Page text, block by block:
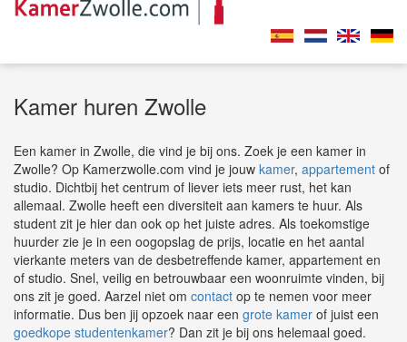
Kamer huren Zwolle
Een kamer in Zwolle, die vind je bij ons. Zoek je een kamer in
Zwolle? Op Kamerzwolle.com vind je jouw kamer, appartement of
studio. Dichtbij het centrum of liever iets meer rust, het kan
allemaal. Zwolle heeft een diversiteit aan kamers te huur. Als
student zit je hier dan ook op het juiste adres. Als toekomstige
huurder zie je in een oogopslag de prijs, locatie en het aantal
vierkante meters van de desbetreffende kamer, appartement en
of studio. Snel, veilig en betrouwbaar een woonruimte vinden, bij
ons zit je goed. Aarzel niet om contact op te nemen voor meer
informatie. Dus ben jij opzoek naar een grote kamer of juist een
goedkope studentenkamer? Dan zit je bij ons helemaal goed.